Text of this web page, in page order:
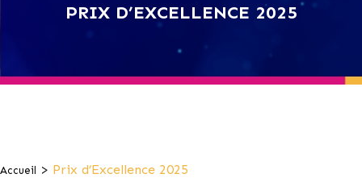
PRIX D’EXCELLENCE 2025
Accueil > Prix d’Excellence 2025